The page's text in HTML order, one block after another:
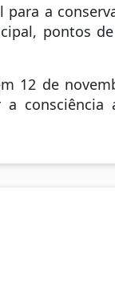
a
pontos
12 de
consciência